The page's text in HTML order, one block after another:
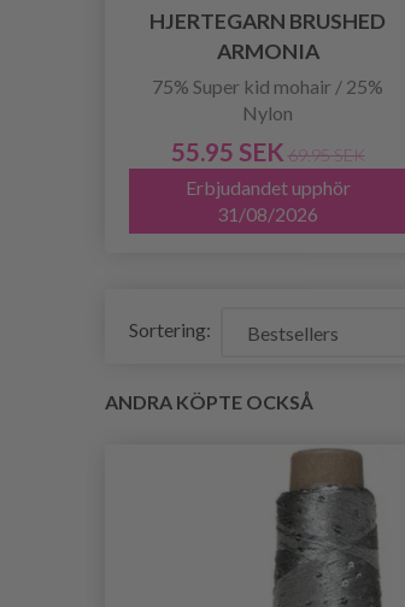
HJERTEGARN BRUSHED
ARMONIA
75% Super kid mohair / 25%
Nylon
55.95 SEK 69.95 SEK
Erbjudandet upphör
31/08/2026
Sortering:
ANDRA KÖPTE OCKSÅ